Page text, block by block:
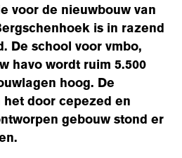
voor de nieuwbouw van
is in razend
De school voor vmbo,
havo wordt ruim 5.500
hoog. De
door cepezed en
gebouw stond er